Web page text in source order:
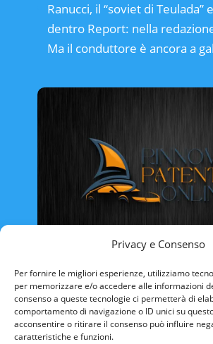
Privacy e Consenso
Per fornire le migliori esperienze, utilizziamo
per memorizzare e/o accedere alle informazioni
consenso a queste tecnologie ci permetterà di
comportamento di navigazione o ID unici su
acconsentire o ritirare il consenso può influire
caratteristiche e funzioni.
Ranucci, il “soviet di Teulada”
dentro Report: nella
Ma il conduttore è ancora a